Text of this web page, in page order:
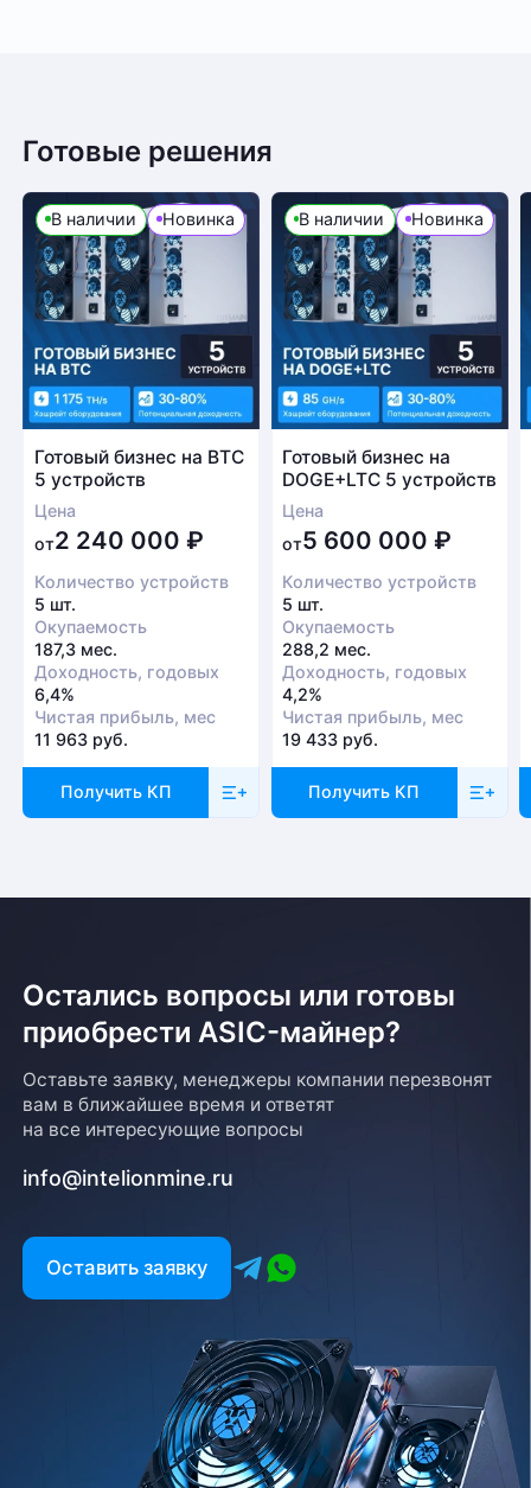
Готовые решения
В наличии Новинка
Готовый бизнес на BTC
5 устройств
Цена
от2 240 000 ₽
Количество устройств
5 шт.
Окупаемость
187,3 мес.
Доходность, годовых
6,4%
Чистая прибыль, мес
11 963 руб.
Получить КП
В наличии Новинка
Готовый бизнес на
DOGE+LTC 5 устройств
Цена
от5 600 000₽
Количество устройств
5 шт.
Окупаемость
288,2 мес.
Доходность, годовых
4,2%
Чистая прибыль, мес
19 433 руб.
Получить КП
Остались вопросы или готовы
приобрести ASIC-майнер?
Оставьте заявку, менеджеры компании перезвонят
вам в ближайшее время и ответят
на все интересующие вопросы
info@intelionmine.ru
Оставить заявку